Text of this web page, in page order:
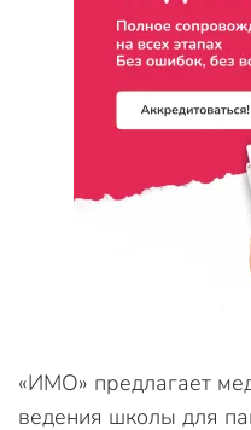
«ИМО» предлагает
ведения школы для